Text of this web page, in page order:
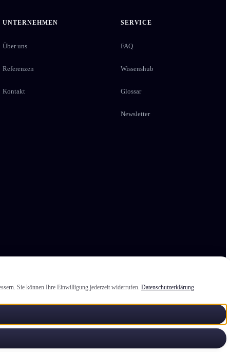
Sie können Ihre Einwilligung jederzeit widerrufen. Datenschutzerklärung
UNTERNEHMEN
Über uns
Referenzen
Kontakt
SERVICE
FAQ
Wissenshub
Glossar
Newsletter